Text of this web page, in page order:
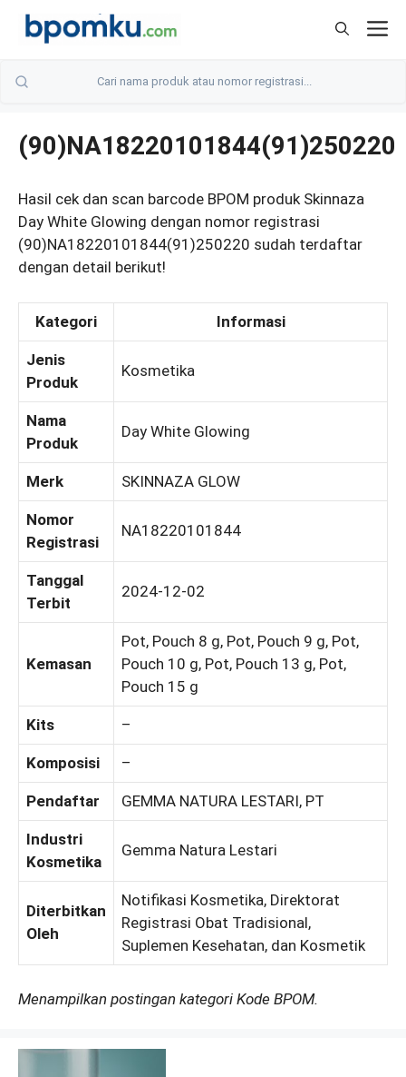
Skip
(90)NA18220101844(91)250220
Hasil cek dan scan barcode BPOM produk Skinnaza
Day White Glowing dengan nomor registrasi
(90)NA18220101844(91)250220 sudah terdaftar
dengan detail berikut!
Kategori Informasi
Jenis
Produk
Kosmetika
Nama
Produk
Day White Glowing
Merk SKINNAZA GLOW
Nomor
Registrasi
NA18220101844
Tanggal
Terbit
2024-12-02
Kemasan
Pot, Pouch 8 g, Pot, Pouch 9 g, Pot,
Pouch 10 g, Pot, Pouch 13 g, Pot,
Pouch 15 g
Kits –
Komposisi –
Pendaftar GEMMA NATURA LESTARI, PT
Industri
Kosmetika
Gemma Natura Lestari
Diterbitkan
Oleh
Notifikasi Kosmetika, Direktorat
Registrasi Obat Tradisional,
Suplemen Kesehatan, dan Kosmetik
Menampilkan postingan kategori Kode BPOM.